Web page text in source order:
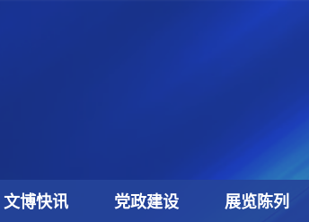
文博快讯 党政建设 展览陈列